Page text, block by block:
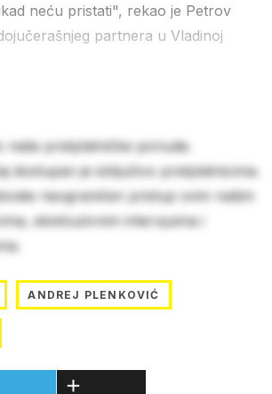
neću pristati", rekao je Petrov
partnera u Vladinoj
naše pretplatničke ponude.
dostupan je isključivo pretplatnicima.
neograničen pristup svim našim
ekskluzivnim intervjuima i
ANDREJ PLENKOVIĆ